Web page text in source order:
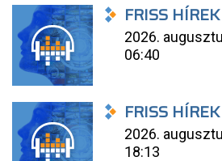
FRISS HÍREK
2026.
06:40
FRISS HÍREK
2026.
18:13